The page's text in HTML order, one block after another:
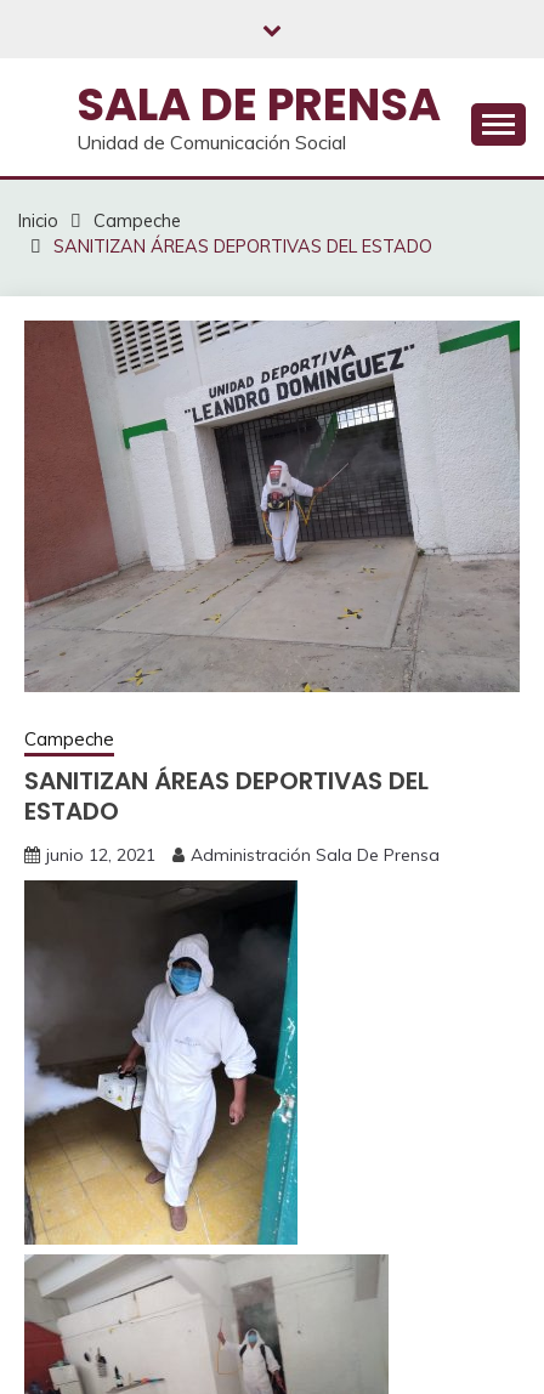
SALA DE PRENSA
Unidad de Comunicación Social
Inicio
Campeche
SANITIZAN ÁREAS DEPORTIVAS DEL ESTADO
Campeche
SANITIZAN ÁREAS DEPORTIVAS DEL
ESTADO
junio 12, 2021 Administración Sala De Prensa